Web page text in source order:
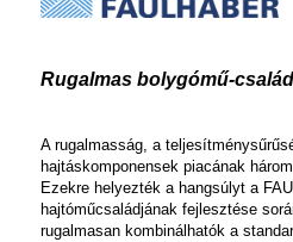
Rugalmas bolygómű-család
A rugalmasság, a
hajtáskomponensek piacának
Ezekre helyezték a hangsúlyt a
hajtóműcsaládjának fejlesztése
rugalmasan kombinálhatók a